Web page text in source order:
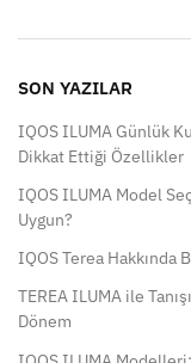
SON YAZILAR
IQOS ILUMA Günlük
Dikkat Ettiği Özellikler
IQOS ILUMA Model
Uygun?
IQOS Terea
TEREA ILUMA ile
Dönem